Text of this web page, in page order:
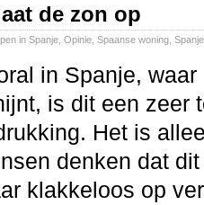
de zon op
in Spanje Opinie Spaanse woning
in Spanje,
is dit een zeer
Het is
denken dat
klakkeloos op